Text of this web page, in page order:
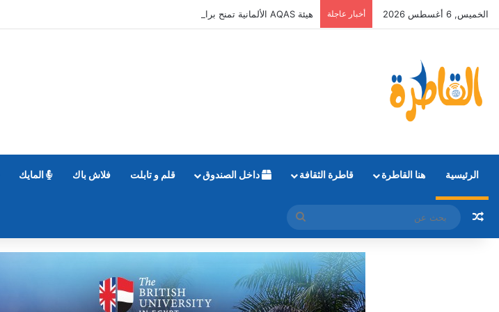
الخميس, 6 أغسطس 2026 أخبار عاجلة هيئة AQAS الألمانية تمنح برامج الإعلام بالأكاديمية العربية الاعتماد غير المشروط وفق المعايير الأوروبية
الرئيسية هنا القاطرة قاطرة الثقافة داخل الصندوق قلم و تابلت فلاش باك المايك
مقال عشوائي
بحث
عن